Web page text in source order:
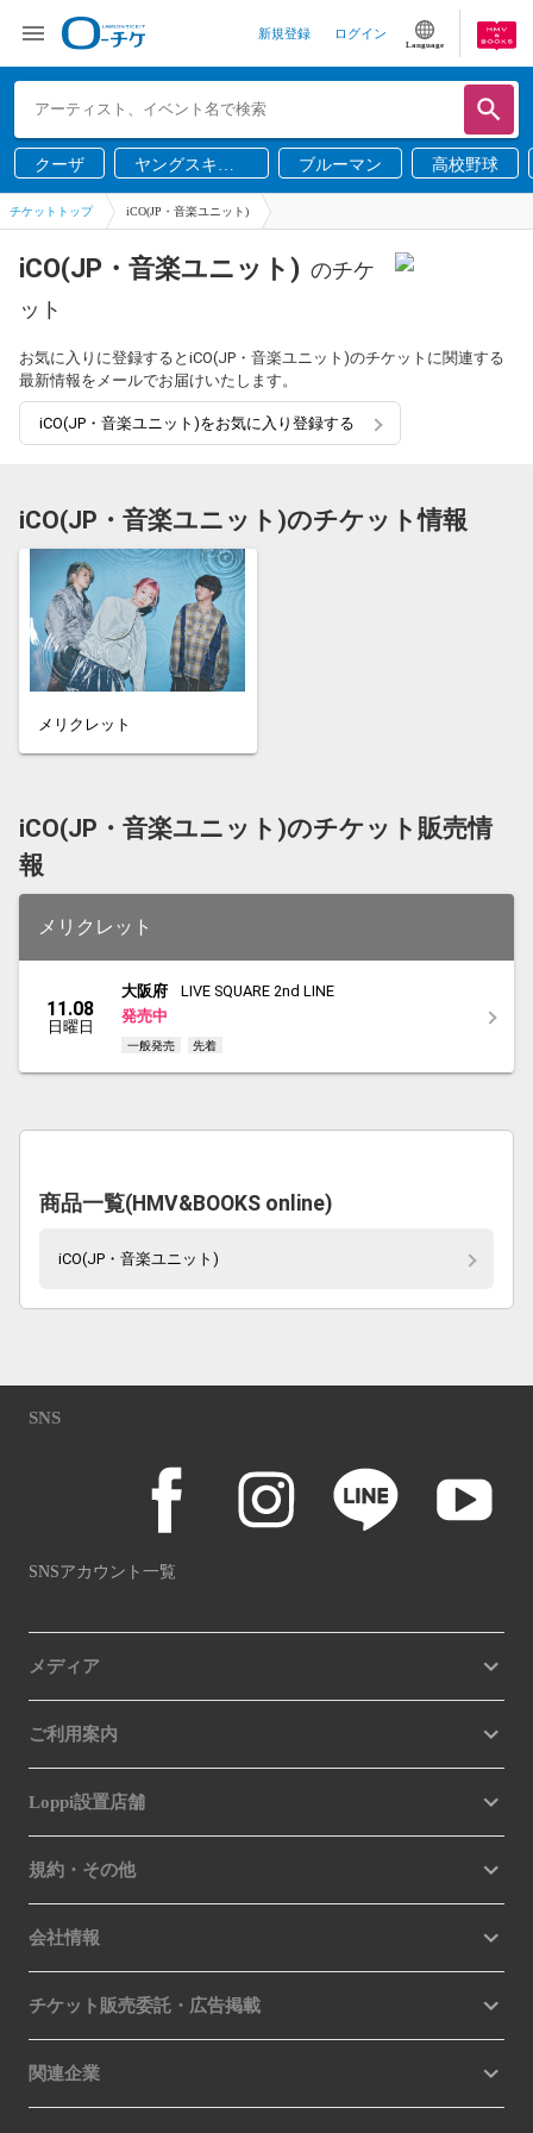
新規登録 ログイン
Language
クーザ
ヤングスキニ
ー
ブルーマン 高校野球
チケットトップ iCO(JP・音楽ユニット)
iCO(JP・音楽ユニット) のチケ
ット
お気に入りに登録するとiCO(JP・音楽ユニット)のチケットに関連する
最新情報をメールでお届けいたします。
iCO(JP・音楽ユニット)をお気に入り登録する
iCO(JP・音楽ユニット)のチケット情報
メリクレット
iCO(JP・音楽ユニット)のチケット販売情
報
メリクレット
11.08
日曜日
大阪府
LIVE SQUARE 2nd LINE
発売中
一般発売 先着
商品一覧(HMV&BOOKS online)
iCO(JP・音楽ユニット)
SNS
SNSアカウント一覧
メディア
ご利用案内
Loppi設置店舗
規約・その他
会社情報
チケット販売委託・広告掲載
関連企業